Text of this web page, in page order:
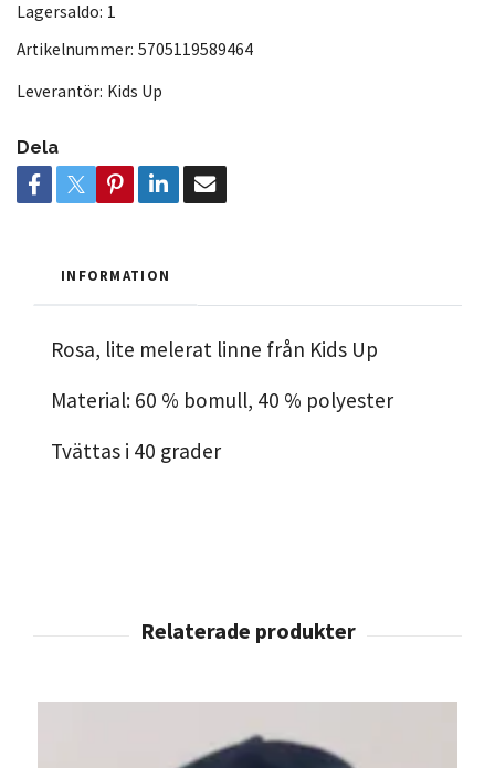
Lagersaldo: 1
Artikelnummer: 5705119589464
Leverantör: Kids Up
Dela
INFORMATION
Rosa, lite melerat linne från Kids Up
Material: 60 % bomull, 40 % polyester
Tvättas i 40 grader